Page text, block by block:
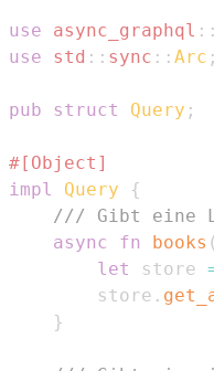
use async_graphql ::
use
std :: sync :: Arc ;
pub struct Query ;
#[Object]
impl
Query
{
/// Gibt eine
async
fn books (
let
store
        store
.
}